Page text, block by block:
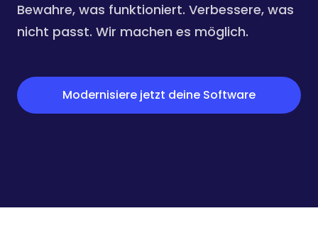
Bewahre, was funktioniert. Verbessere, was
nicht passt. Wir machen es möglich.
Modernisiere jetzt deine Software